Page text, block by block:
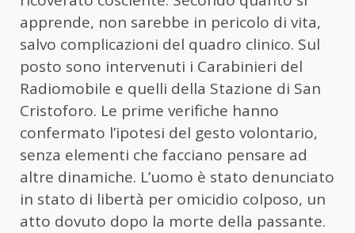
apprende, non sarebbe in pericolo di vita,
salvo complicazioni del quadro clinico. Sul
posto sono intervenuti i Carabinieri del
Radiomobile e quelli della Stazione di San
Cristoforo. Le prime verifiche hanno
confermato l’ipotesi del gesto volontario,
senza elementi che facciano pensare ad
altre dinamiche. L’uomo è stato denunciato
in stato di libertà per omicidio colposo, un
atto dovuto dopo la morte della passante.